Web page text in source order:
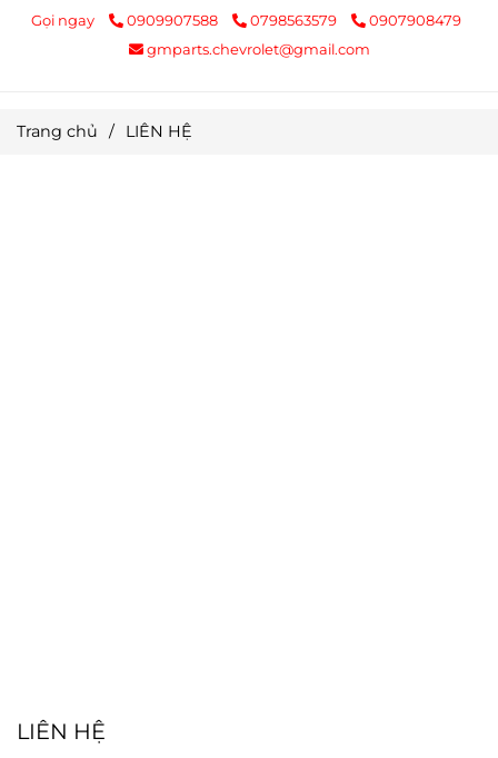
Gọi ngay 0909907588 0798563579
0907908479
gmparts.chevrolet@gmail.com
Trang chủ / LIÊN HỆ
LIÊN HỆ